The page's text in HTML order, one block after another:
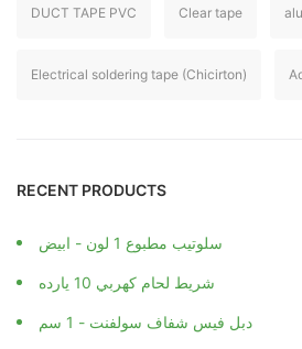
DUCT TAPE PVC Clear tape
Electrical soldering tape (Chicirton)
RECENT PRODUCTS
سلوتيب مطبوع 1 لون - ابيض
شريط لحام كهربي 10 يارده
دبل فيس شفاف سولفنت - 1 سم